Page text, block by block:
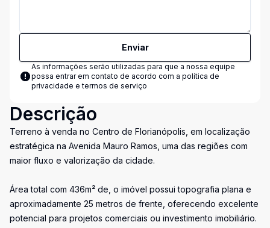
Enviar
As informações serão utilizadas para que a nossa equipe
possa entrar em contato de acordo com a política de
privacidade e termos de serviço
Descrição
Terreno à venda no Centro de Florianópolis, em localização
estratégica na Avenida Mauro Ramos, uma das regiões com
maior fluxo e valorização da cidade.
Área total com 436m² de, o imóvel possui topografia plana e
aproximadamente 25 metros de frente, oferecendo excelente
potencial para projetos comerciais ou investimento imobiliário.